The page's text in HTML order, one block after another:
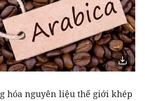
hóa nguyên liệu thế giới khép